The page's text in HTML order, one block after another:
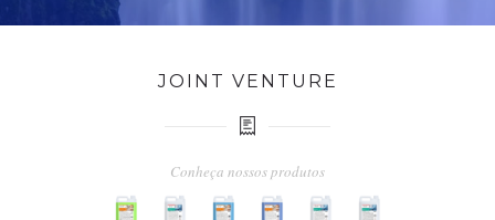
JOINT VENTURE
Conheça nossos produtos